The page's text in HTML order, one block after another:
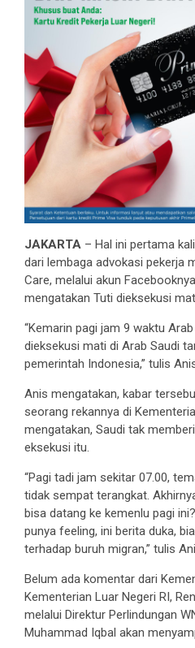
JAKARTA – Hal ini pertama
dari lembaga advokasi pekerja
Care, melalui akun
mengatakan Tuti dieksekusi
“Kemarin pagi jam 9 waktu
dieksekusi mati di Arab Saudi
pemerintah Indonesia,” tulis
Anis mengatakan, kabar
seorang rekannya di
mengatakan, Saudi tak
eksekusi itu.
“Pagi tadi jam sekitar 07.00,
tidak sempat terangkat.
bisa datang ke kemenlu pagi
punya feeling, ini berita duka,
terhadap buruh migran,” tulis
Belum ada komentar dari
Kementerian Luar Negeri RI,
melalui Direktur Perlindungan
Muhammad Iqbal akan